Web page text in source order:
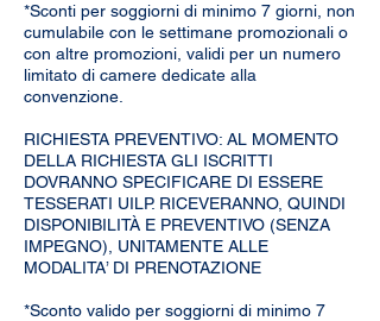
*Sconti per soggiorni di minimo 7 giorni, non
cumulabile con le settimane promozionali o
con altre promozioni, validi per un numero
limitato di camere dedicate alla
convenzione.
RICHIESTA PREVENTIVO: AL MOMENTO
DELLA RICHIESTA GLI ISCRITTI
DOVRANNO SPECIFICARE DI ESSERE
TESSERATI UILP. RICEVERANNO, QUINDI
DISPONIBILITÀ E PREVENTIVO (SENZA
IMPEGNO), UNITAMENTE ALLE
MODALITA’ DI PRENOTAZIONE
*Sconto valido per soggiorni di minimo 7